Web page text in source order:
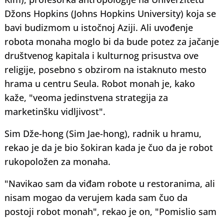
Džons Hopkins (Johns Hopkins University) koja se
bavi budizmom u istočnoj Aziji. Ali uvođenje
robota monaha moglo bi da bude potez za jačanje
društvenog kapitala i kulturnog prisustva ove
religije, posebno s obzirom na istaknuto mesto
hrama u centru Seula. Robot monah je, kako
kaže, "veoma jedinstvena strategija za
marketinšku vidljivost".
Sim Dže-hong (Sim Jae-hong), radnik u hramu,
rekao je da je bio šokiran kada je čuo da je robot
rukopoložen za monaha.
"Navikao sam da viđam robote u restoranima, ali
nisam mogao da verujem kada sam čuo da
postoji robot monah", rekao je on, "Pomislio sam